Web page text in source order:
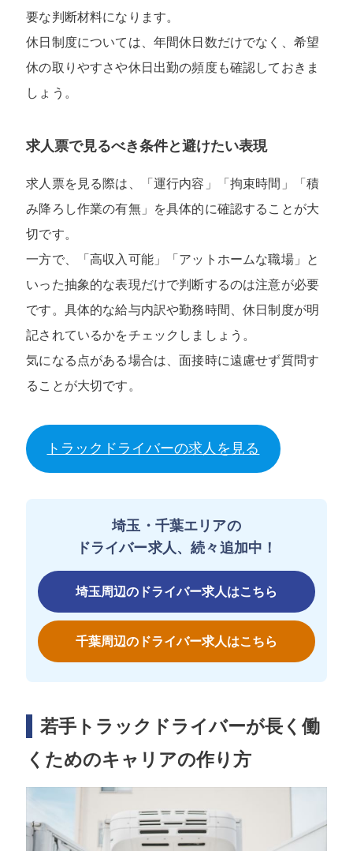
要な判断材料になります。
休日制度については、年間休日数だけでなく、希望
休の取りやすさや休日出勤の頻度も確認しておきま
しょう。
求人票で見るべき条件と避けたい表現
求人票を見る際は、「運行内容」「拘束時間」「積
み降ろし作業の有無」を具体的に確認することが大
切です。
一方で、「高収入可能」「アットホームな職場」と
いった抽象的な表現だけで判断するのは注意が必要
です。具体的な給与内訳や勤務時間、休日制度が明
記されているかをチェックしましょう。
気になる点がある場合は、面接時に遠慮せず質問す
ることが大切です。
トラックドライバーの求人を見る
埼玉・千葉エリアの
ドライバー求人、続々追加中！
埼玉周辺のドライバー求人はこちら
千葉周辺のドライバー求人はこちら
若手トラックドライバーが長く働
くためのキャリアの作り方